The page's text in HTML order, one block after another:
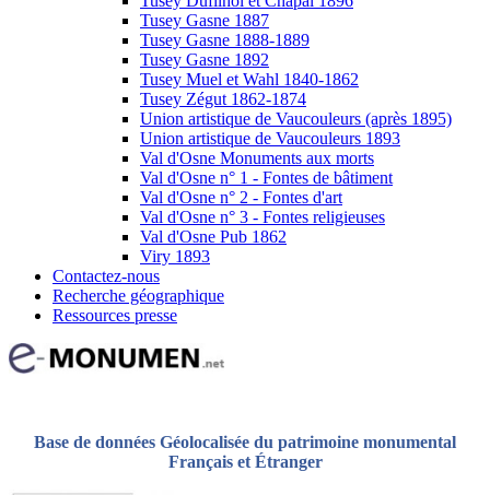
Tusey Gasne 1887
Tusey Gasne 1888-1889
Tusey Gasne 1892
Tusey Muel et Wahl 1840-1862
Tusey Zégut 1862-1874
Union artistique de Vaucouleurs (après 1895)
Union artistique de Vaucouleurs 1893
Val d'Osne Monuments aux morts
Val d'Osne n° 1 - Fontes de bâtiment
Val d'Osne n° 2 - Fontes d'art
Val d'Osne n° 3 - Fontes religieuses
Val d'Osne Pub 1862
Viry 1893
Contactez-nous
Recherche géographique
Ressources presse
Base de données Géolocalisée du patrimoine monumental
Français et Étranger